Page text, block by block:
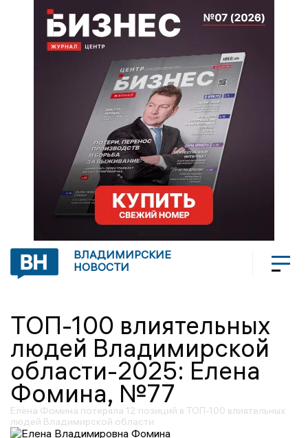
ВЛАДИМИРСКИЕ
НОВОСТИ
ТОП-100 влиятельных
людей Владимирской
области-2025: Елена
Фомина, №77
Елена Фомина потеряла 12 позиций в ТОП-100 влиятельных
людей Владимирской области